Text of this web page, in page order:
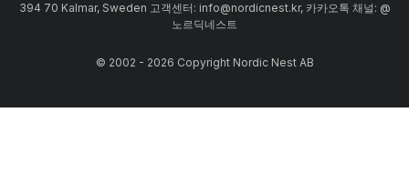
394 70 Kalmar, Sweden 고객센터: info@nordicnest.kr, 카카오톡 채널: @
노르딕네스트
© 2002 - 2026 Copyright Nordic Nest AB